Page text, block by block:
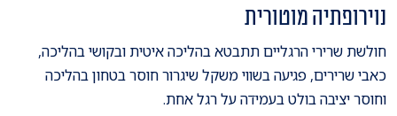
נוירופתיה מוטורית
חולשת שרירי הרגליים תתבטא בהליכה איטית ובקושי בהליכה,
כאבי שרירים, פגיעה בשווי משקל שיגרור חוסר בטחון בהליכה
וחוסר יציבה בולט בעמידה על רגל אחת.